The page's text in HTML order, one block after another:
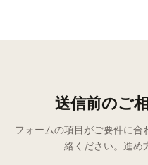
送信前のご
フォームの項目がご要件に
絡ください。進め